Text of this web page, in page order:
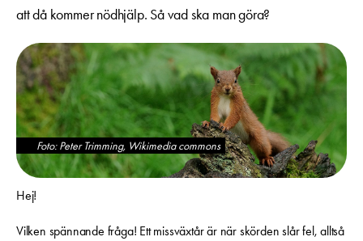
att då kommer nödhjälp. Så vad ska man göra?
Foto: Peter Trimming, Wikimedia commons
Hej!
Vilken spännande fråga! Ett missväxtår är när skörden slår fel, alltså